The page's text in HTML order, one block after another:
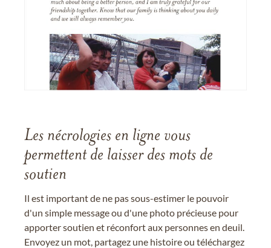
Les nécrologies en ligne vous
permettent de laisser des mots de
soutien
Il est important de ne pas sous-estimer le pouvoir
d'un simple message ou d'une photo précieuse pour
apporter soutien et réconfort aux personnes en deuil.
Envoyez un mot, partagez une histoire ou téléchargez